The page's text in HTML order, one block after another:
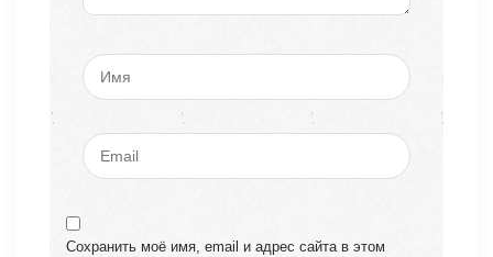
Сохранить моё имя, email и адрес сайта в этом